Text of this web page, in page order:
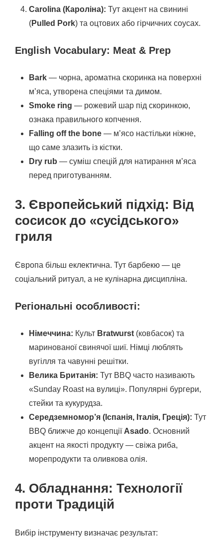
Carolina (Кароліна): Тут акцент на свинині
(Pulled Pork) та оцтових або гірчичних соусах.
English Vocabulary: Meat & Prep
Bark — чорна, ароматна скоринка на поверхні
м’яса, утворена спеціями та димом.
Smoke ring — рожевий шар під скоринкою,
ознака правильного копчення.
Falling off the bone — м’ясо настільки ніжне,
що саме злазить із кістки.
Dry rub — суміш спецій для натирання м’яса
перед приготуванням.
3. Європейський підхід: Від
сосисок до «сусідського»
гриля
Європа більш еклектична. Тут барбекю — це
соціальний ритуал, а не кулінарна дисципліна.
Регіональні особливості:
Німеччина: Культ Bratwurst (ковбасок) та
маринованої свинячої шиї. Німці люблять
вугілля та чавунні решітки.
Велика Британія: Тут BBQ часто називають
«Sunday Roast на вулиці». Популярні бургери,
стейки та кукурудза.
Середземномор’я (Іспанія, Італія, Греція): Тут
BBQ ближче до концепції Asado. Основний
акцент на якості продукту — свіжа риба,
морепродукти та оливкова олія.
4. Обладнання: Технології
проти Традицій
Вибір інструменту визначає результат: